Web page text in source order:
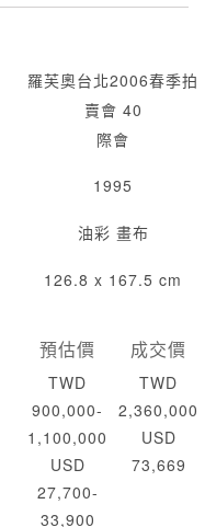
羅芙奧台北2006春季拍
賣會 40
際會
1995
油彩 畫布
126.8 x 167.5 cm
預估價
TWD
900,000-
1,100,000
USD
27,700-
33,900
成交價
TWD
2,360,000
USD
73,669